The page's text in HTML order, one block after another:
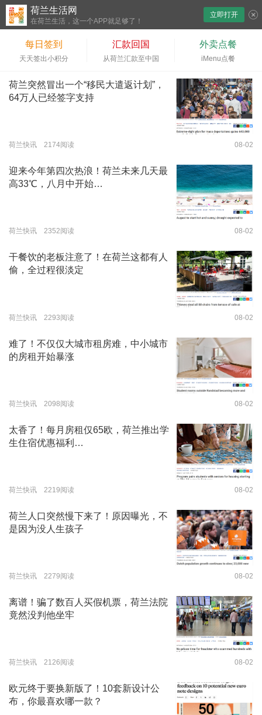
荷兰生活网
在荷兰生活，这一个APP就足够了！
立即打开
每日签到
天天签出小积分
汇款回国
从荷兰汇款至中国
外卖点餐
iMenu点餐
荷兰突然冒出一个“移民大遣返计划”，
64万人已经签字支持
荷兰快讯 2174阅读 08-02
迎来今年第四次热浪！荷兰未来几天最
高33℃，八月中开始…
荷兰快讯 2352阅读 08-02
干餐饮的老板注意了！在荷兰这都有人
偷，全过程很淡定
荷兰快讯 2293阅读 08-02
难了！不仅仅大城市租房难，中小城市
的房租开始暴涨
荷兰快讯 2098阅读 08-02
太香了！每月房租仅65欧，荷兰推出学
生住宿优惠福利…
荷兰快讯 2219阅读 08-02
荷兰人口突然慢下来了！原因曝光，不
是因为没人生孩子
荷兰快讯 2279阅读 08-02
离谱！骗了数百人买假机票，荷兰法院
竟然没判他坐牢
荷兰快讯 2126阅读 08-02
欧元终于要换新版了！10套新设计公
布，你最喜欢哪一款？